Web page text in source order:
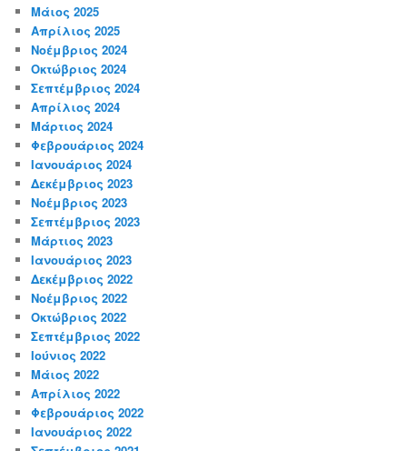
Μάιος 2025
Απρίλιος 2025
Νοέμβριος 2024
Οκτώβριος 2024
Σεπτέμβριος 2024
Απρίλιος 2024
Μάρτιος 2024
Φεβρουάριος 2024
Ιανουάριος 2024
Δεκέμβριος 2023
Νοέμβριος 2023
Σεπτέμβριος 2023
Μάρτιος 2023
Ιανουάριος 2023
Δεκέμβριος 2022
Νοέμβριος 2022
Οκτώβριος 2022
Σεπτέμβριος 2022
Ιούνιος 2022
Μάιος 2022
Απρίλιος 2022
Φεβρουάριος 2022
Ιανουάριος 2022